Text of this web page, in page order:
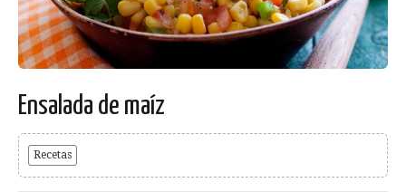
Ensalada de maíz
Recetas